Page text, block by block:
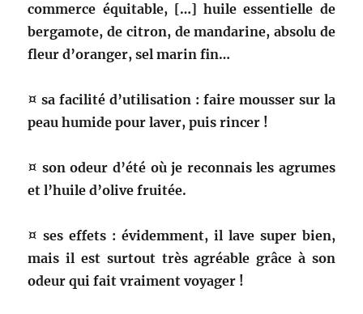
commerce équitable, […] huile essentielle de
bergamote, de citron, de mandarine, absolu de
fleur d’oranger, sel marin fin…
¤ sa facilité d’utilisation : faire mousser sur la
peau humide pour laver, puis rincer !
¤ son odeur d’été où je reconnais les agrumes
et l’huile d’olive fruitée.
¤ ses effets : évidemment, il lave super bien,
mais il est surtout très agréable grâce à son
odeur qui fait vraiment voyager !